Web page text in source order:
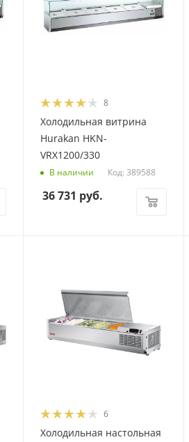
8
Холодильная витрина
Hurakan HKN-
VRX1200/330
В наличии Код: 389588
36 731 руб.
6
Холодильная настольная